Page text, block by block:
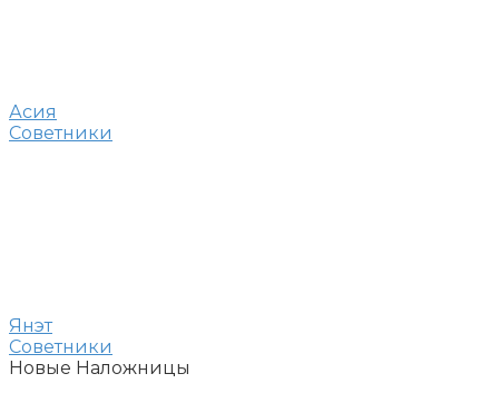
Асия
Советники
Янэт
Советники
Новые Наложницы